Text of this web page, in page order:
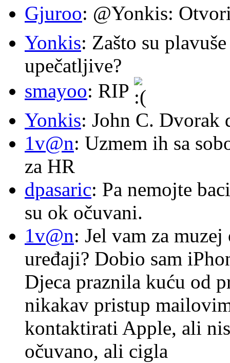
Gjuroo: @Yonkis:
Yonkis: Zašto su
upečatljive?
smayoo: RIP
Yonkis: John C. Dvorak
1v@n: Uzmem ih sa
za HR
dpasaric: Pa nemojte
su ok očuvani.
1v@n: Jel vam za
uređaji? Dobio sam
Djeca praznila kuću od
nikakav pristup
kontaktirati Apple, ali
očuvano, ali cigla